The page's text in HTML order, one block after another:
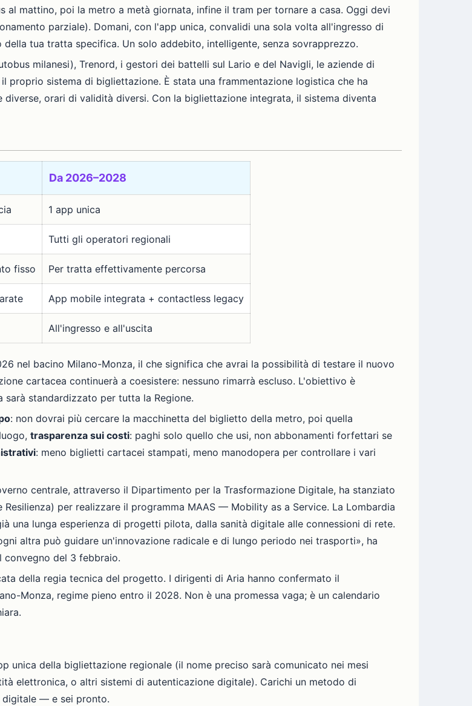
al mattino, poi la metro a metà giornata, infine il tram per tornare a casa. Oggi devi
parziale). Domani, con l'app unica, convalidi una sola volta all'ingresso di
tua tratta specifica. Un solo addebito, intelligente, senza sovrapprezzo.
milanesi), Trenord, i gestori dei battelli sul Lario e del Navigli, le aziende di
sistema di bigliettazione. È stata una frammentazione logistica che ha
orari di validità diversi. Con la bigliettazione integrata, il sistema diventa
Da 2026–2028
1 app unica
Tutti gli operatori regionali
fisso Per tratta effettivamente percorsa
App mobile integrata + contactless legacy
All'ingresso e all'uscita
nel bacino Milano-Monza, il che significa che avrai la possibilità di testare il nuovo
cartacea continuerà a coesistere: nessuno rimarrà escluso. L'obiettivo è
standardizzato per tutta la Regione.
: non dovrai più cercare la macchinetta del biglietto della metro, poi quella
trasparenza sui costi: paghi solo quello che usi, non abbonamenti forfettari se
: meno biglietti cartacei stampati, meno manodopera per controllare i vari
centrale, attraverso il Dipartimento per la Trasformazione Digitale, ha stanziato
per realizzare il programma MAAS — Mobility as a Service. La Lombardia
una lunga esperienza di progetti pilota, dalla sanità digitale alle connessioni di rete.
altra può guidare un'innovazione radicale e di lungo periodo nei trasporti», ha
del 3 febbraio.
della regia tecnica del progetto. I dirigenti di Aria hanno confermato il
Monza, regime pieno entro il 2028. Non è una promessa vaga; è un calendario
unica della bigliettazione regionale (il nome preciso sarà comunicato nei mesi
elettronica, o altri sistemi di autenticazione digitale). Carichi un metodo di
— e sei pronto.